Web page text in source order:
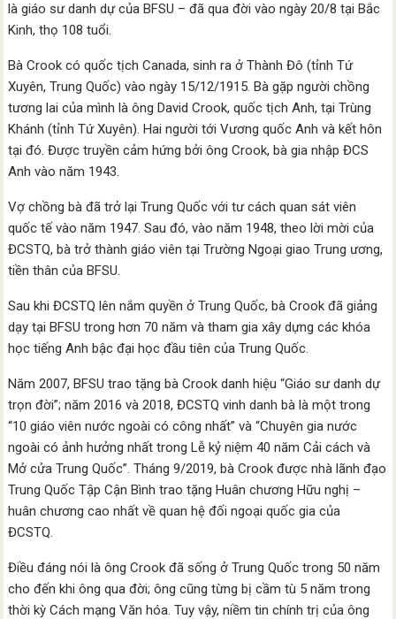
là giáo sư danh dự của BFSU – đã qua đời vào ngày 20/8 tại Bắc
Kinh, thọ 108 tuổi.
Bà Crook có quốc tịch Canada, sinh ra ở Thành Đô (tỉnh Tứ
Xuyên, Trung Quốc) vào ngày 15/12/1915. Bà gặp người chồng
tương lai của mình là ông David Crook, quốc tịch Anh, tại Trùng
Khánh (tỉnh Tứ Xuyên). Hai người tới Vương quốc Anh và kết hôn
tại đó. Được truyền cảm hứng bởi ông Crook, bà gia nhập ĐCS
Anh vào năm 1943.
Vợ chồng bà đã trở lại Trung Quốc với tư cách quan sát viên
quốc tế vào năm 1947. Sau đó, vào năm 1948, theo lời mời của
ĐCSTQ, bà trở thành giáo viên tại Trường Ngoại giao Trung ương,
tiền thân của BFSU.
Sau khi ĐCSTQ lên nắm quyền ở Trung Quốc, bà Crook đã giảng
dạy tại BFSU trong hơn 70 năm và tham gia xây dựng các khóa
học tiếng Anh bậc đại học đầu tiên của Trung Quốc.
Năm 2007, BFSU trao tặng bà Crook danh hiệu “Giáo sư danh dự
trọn đời”; năm 2016 và 2018, ĐCSTQ vinh danh bà là một trong
“10 giáo viên nước ngoài có công nhất” và “Chuyên gia nước
ngoài có ảnh hưởng nhất trong Lễ kỷ niệm 40 năm Cải cách và
Mở cửa Trung Quốc”. Tháng 9/2019, bà Crook được nhà lãnh đạo
Trung Quốc Tập Cận Bình trao tặng Huân chương Hữu nghị –
huân chương cao nhất về quan hệ đối ngoại quốc gia của
ĐCSTQ.
Điều đáng nói là ông Crook đã sống ở Trung Quốc trong 50 năm
cho đến khi ông qua đời; ông cũng từng bị cầm tù 5 năm trong
thời kỳ Cách mạng Văn hóa. Tuy vậy, niềm tin chính trị của ông